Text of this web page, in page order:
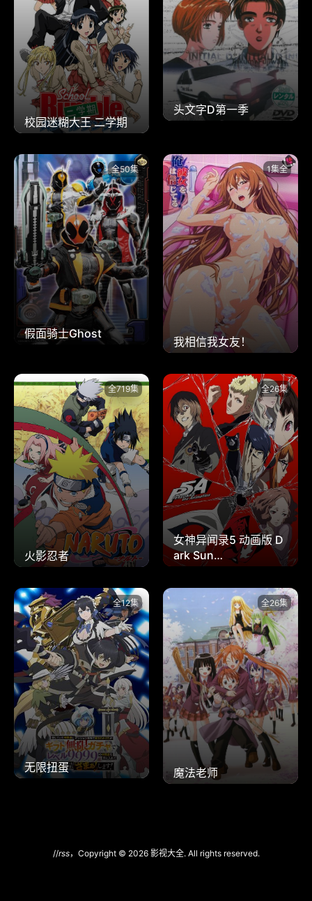
校园迷糊大王 二学期
头文字D第一季
全50集
假面骑士Ghost
1集全
我相信我女友！
全719集
火影忍者
全26集
女神异闻录5 动画版 D
ark Sun…
全12集
无限扭蛋
全26集
魔法老师
//rss，Copyright © 2026 影视大全. All rights reserved.